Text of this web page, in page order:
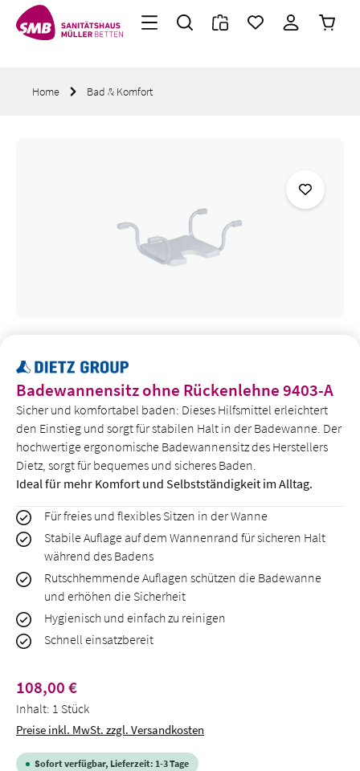
Zum Hauptinhalt springen
Home Bad & Komfort
Badewannensitz ohne Rückenlehne 9403-A
Sicher und komfortabel baden: Dieses Hilfsmittel erleichtert
den Einstieg und sorgt für stabilen Halt in der Badewanne. Der
hochwertige ergonomische Badewannensitz des Herstellers
Dietz, sorgt für bequemes und sicheres Baden.
Ideal für mehr Komfort und Selbstständigkeit im Alltag.
Für freies und flexibles Sitzen in der Wanne
Stabile Auflage auf dem Wannenrand für sicheren Halt
während des Badens
Rutschhemmende Auflagen schützen die Badewanne
und erhöhen die Sicherheit
Hygienisch und einfach zu reinigen
Schnell einsatzbereit
Regulärer Preis:
108,00 €
Inhalt: 1 Stück
Preise inkl. MwSt. zzgl. Versandkosten
Sofort verfügbar, Lieferzeit: 1-3 Tage